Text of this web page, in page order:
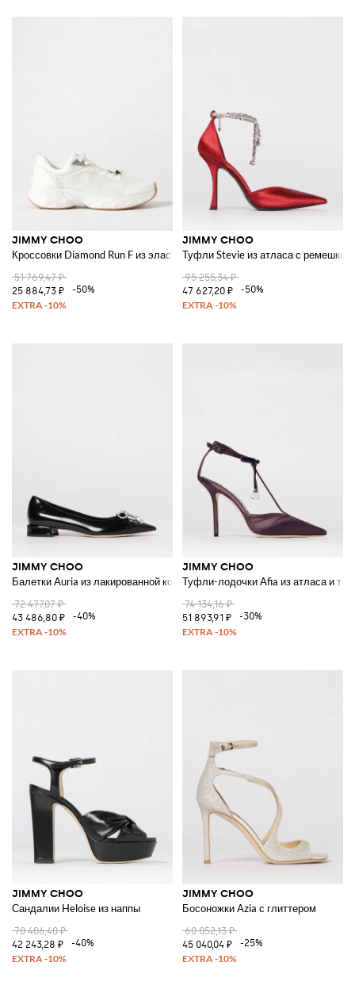
JIMMY CHOO
Кроссовки Diamond Run F из эластичного трикотажа и кожи
51 769,47 ₽
25 884,73 ₽
-50%
JIMMY CHOO
Туфли Stevie из атласа с
95 255,34 ₽
47 627,20 ₽
-50%
JIMMY CHOO
Балетки Auria из лакированной кожи с бантом-украшением
72 477,07 ₽
43 486,80 ₽
-40%
JIMMY CHOO
Туфли-лодочки Afia из атласа и
74 134,16 ₽
51 893,91 ₽
-30%
JIMMY CHOO
Сандалии Heloise из наппы
70 406,40 ₽
42 243,28 ₽
-40%
JIMMY CHOO
Босоножки Azia с глиттером
60 052,13 ₽
45 040,04 ₽
-25%